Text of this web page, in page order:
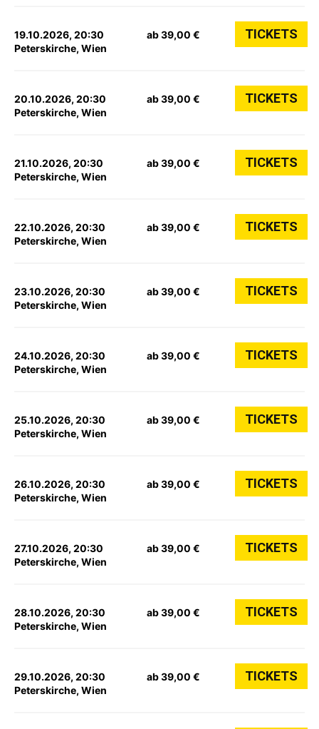
19.10.2026, 20:30
Peterskirche, Wien
ab 39,00 € TICKETS
20.10.2026, 20:30
Peterskirche, Wien
ab 39,00 € TICKETS
21.10.2026, 20:30
Peterskirche, Wien
ab 39,00 € TICKETS
22.10.2026, 20:30
Peterskirche, Wien
ab 39,00 € TICKETS
23.10.2026, 20:30
Peterskirche, Wien
ab 39,00 € TICKETS
24.10.2026, 20:30
Peterskirche, Wien
ab 39,00 € TICKETS
25.10.2026, 20:30
Peterskirche, Wien
ab 39,00 € TICKETS
26.10.2026, 20:30
Peterskirche, Wien
ab 39,00 € TICKETS
27.10.2026, 20:30
Peterskirche, Wien
ab 39,00 € TICKETS
28.10.2026, 20:30
Peterskirche, Wien
ab 39,00 € TICKETS
29.10.2026, 20:30
Peterskirche, Wien
ab 39,00 € TICKETS